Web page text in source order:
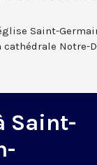
Saint-
Notre-
Saint-